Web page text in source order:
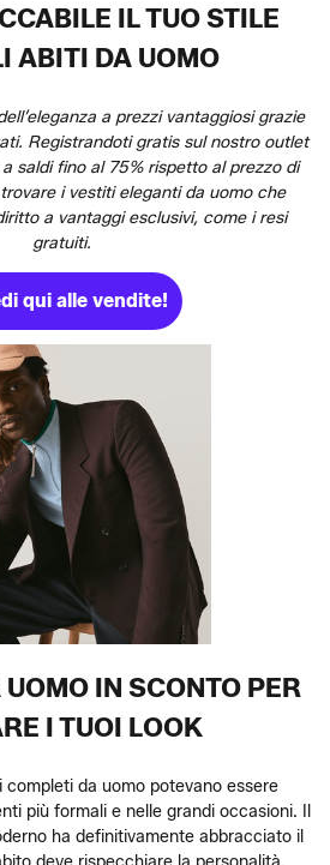
IL TUO STILE
ABITI DA UOMO
a prezzi vantaggiosi grazie
Registrandoti gratis sul nostro outlet
saldi fino al 75% rispetto al prezzo di
i vestiti eleganti da uomo che
a vantaggi esclusivi, come i resi
gratuiti.
qui alle vendite!
IN SCONTO PER
I TUOI LOOK
completi da uomo potevano essere
più formali e nelle grandi occasioni. Il
ha definitivamente abbracciato il